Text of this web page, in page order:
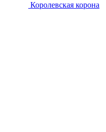
Королевская корона